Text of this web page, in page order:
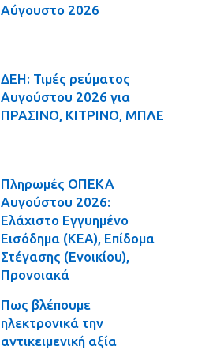
Αύγουστο 2026
ΔΕΗ: Τιμές ρεύματος
Αυγούστου 2026 για
ΠΡΑΣΙΝΟ, ΚΙΤΡΙΝΟ, ΜΠΛΕ
Πληρωμές ΟΠΕΚΑ
Αυγούστου 2026:
Ελάχιστο Εγγυημένο
Εισόδημα (ΚΕΑ), Επίδομα
Στέγασης (Ενοικίου),
Προνοιακά
Πως βλέπουμε
ηλεκτρονικά την
αντικειμενική αξία